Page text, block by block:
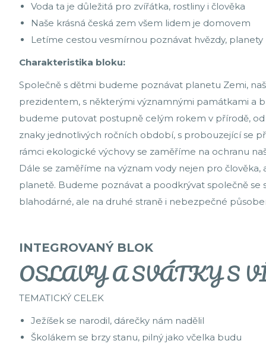
Voda ta je důležitá pro zvířátka, rostliny i člověka
Naše krásná česká zem všem lidem je domovem
Letíme cestou vesmírnou poznávat hvězdy,
Charakteristika bloku:
Společně s dětmi budeme poznávat planetu Zemi,
prezidentem, s některými významnými památkami a
budeme putovat postupně celým rokem v přírodě,
znaky jednotlivých ročních období, s probouzející se
rámci ekologické výchovy se zaměříme na ochranu
Dále se zaměříme na význam vody nejen pro člověka,
planetě. Budeme poznávat a poodkrývat společně se
blahodárné, ale na druhé straně i nebezpečné
INTEGROVANÝ BLOK
OSLAVY A SVÁTKY S
TEMATICKÝ CELEK
Ježíšek se narodil, dárečky nám nadělil
Školákem se brzy stanu, pilný jako včelka budu